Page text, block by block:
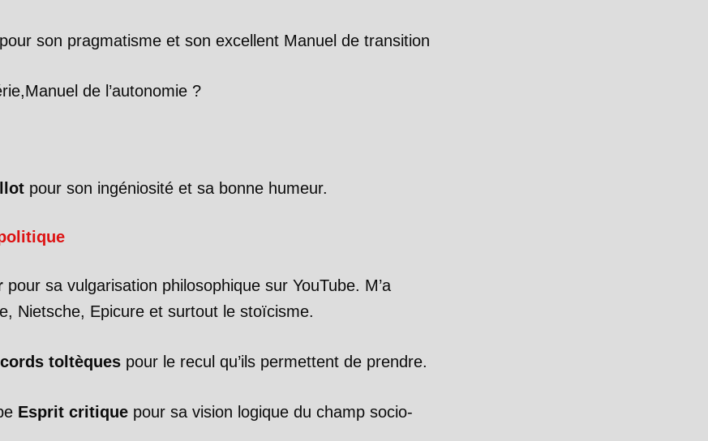
pour son pragmatisme et son excellent Manuel de transition
de l’autonomie ?
pour son ingéniosité et sa bonne humeur.
pour sa vulgarisation philosophique sur YouTube. M’a
Nietsche, Epicure et surtout le stoïcisme.
toltèques pour le recul qu’ils permettent de prendre.
Esprit critique pour sa vision logique du champ socio-